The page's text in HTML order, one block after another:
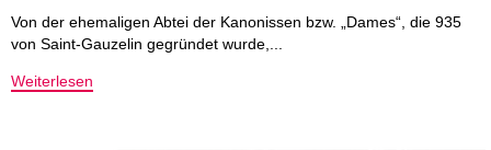
Von der ehemaligen Abtei der Kanonissen bzw. „Dames“, die 935
von Saint-Gauzelin gegründet wurde,...
Weiterlesen